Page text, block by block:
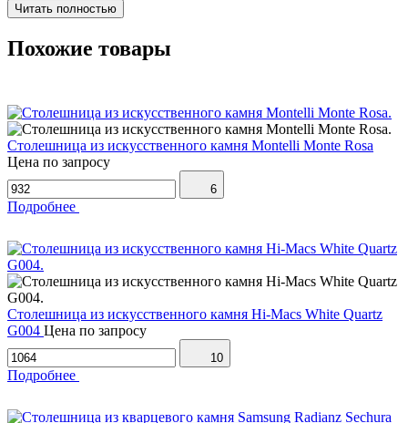
Читать полностью
Похожие товары
Столешница из искусственного камня Montelli Monte Rosa
Цена по запросу
6
Подробнее
Столешница из искусственного камня Hi-Macs White Quartz
G004 Цена по запросу
10
Подробнее